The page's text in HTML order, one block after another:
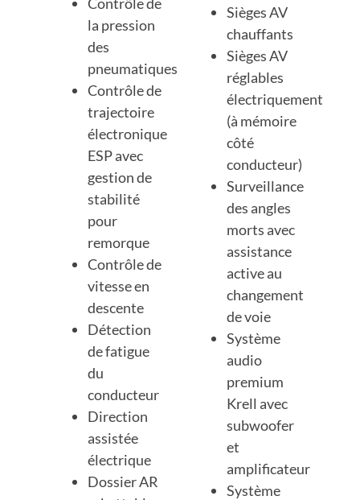
la pression
des
pneumatiques
Contrôle de
trajectoire
électronique
ESP avec
gestion de
stabilité
pour
remorque
Contrôle de
vitesse en
descente
Détection
de fatigue
du
conducteur
Direction
assistée
électrique
Dossier AR
Sièges AV
chauffants
Sièges AV
réglables
électriquement
(à mémoire
côté
conducteur)
Surveillance
des angles
morts avec
assistance
active au
changement
de voie
Système
audio
premium
Krell avec
subwoofer
et
amplificateur
Système